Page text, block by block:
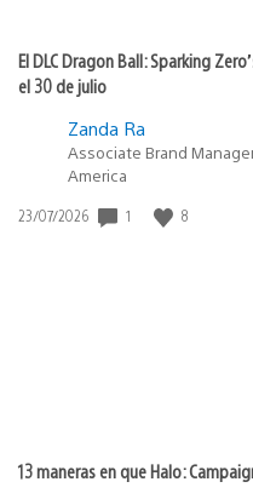
El DLC Dragon Ball: Sparking
el 30 de julio
Zanda Ra
Associate Brand
America
Fecha
23/07/2026 1 8
13 maneras en que Halo: